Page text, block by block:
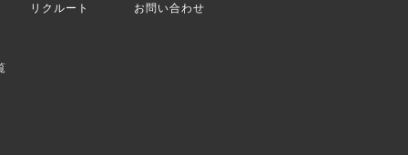
リクルート お問い合わせ